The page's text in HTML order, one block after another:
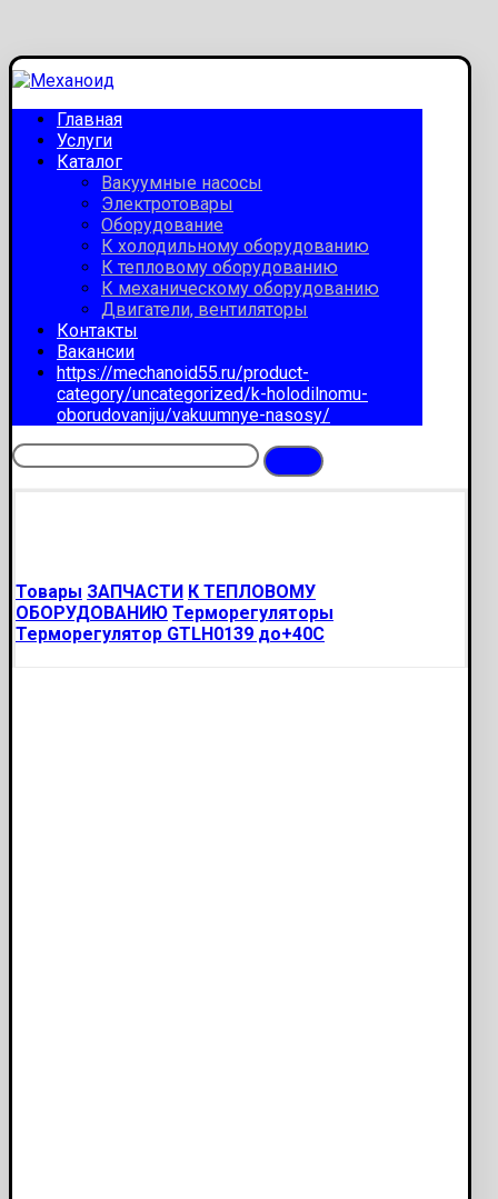
Главная
Услуги
Каталог
Вакуумные насосы
Электротовары
Оборудование
К холодильному оборудованию
К тепловому оборудованию
К механическому оборудованию
Двигатели, вентиляторы
Контакты
Вакансии
https://mechanoid55.ru/product-
category/uncategorized/k-holodilnomu-
oborudovaniju/vakuumnye-nasosy/
Товары ЗАПЧАСТИ К ТЕПЛОВОМУ
ОБОРУДОВАНИЮ Терморегуляторы
Терморегулятор GTLH0139 до+40С